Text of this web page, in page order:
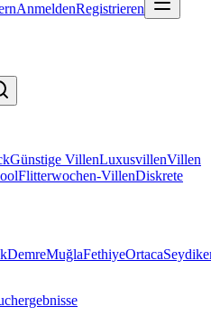
AnmeldenRegistrieren
Günstige VillenLuxusvillenVillen
Flitterwochen-VillenDiskrete
DemreMuğlaFethiyeOrtaca